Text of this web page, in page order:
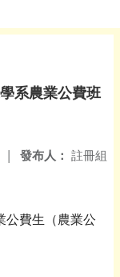
系農業公費班
發布人： 註冊組
|
公費生（農業公